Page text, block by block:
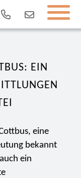
EIN
eine
bekannt
ein